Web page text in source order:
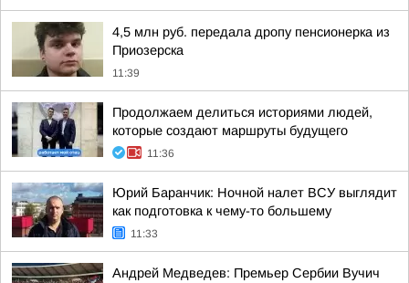
4,5 млн руб. передала дропу пенсионерка из
Приозерска
11:39
Продолжаем делиться историями людей,
которые создают маршруты будущего
11:36
Юрий Баранчик: Ночной налет ВСУ выглядит
как подготовка к чему-то большему
11:33
Андрей Медведев: Премьер Сербии Вучич